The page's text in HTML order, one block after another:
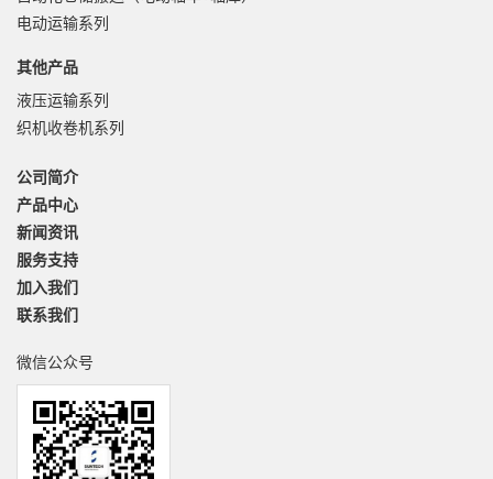
电动运输系列
其他产品
液压运输系列
织机收卷机系列
公司简介
产品中心
新闻资讯
服务支持
加入我们
联系我们
微信公众号